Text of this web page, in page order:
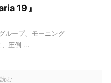
19』
ループ、モーニング
圧倒 ...
む